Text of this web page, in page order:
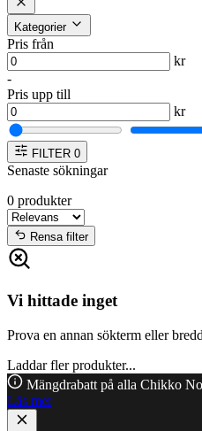
Kategorier
Pris från
kr
-
Pris upp till
kr
FILTER 0
Senaste sökningar
0 produkter
Rensa filter
Vi hittade inget
Prova en annan sökterm eller
Laddar fler produkter...
Mängdrabatt på alla Chikko
Läs mer